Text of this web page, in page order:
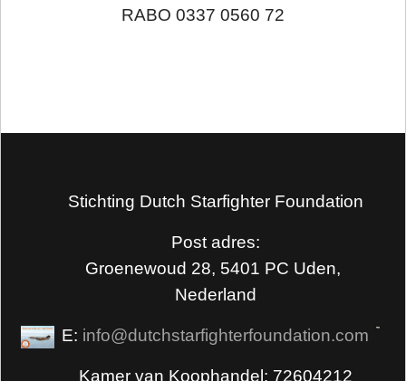
RABO 0337 0560 72
Stichting Dutch Starfighter Foundation
Post adres:
Groenewoud 28, 5401 PC Uden,
Nederland
E: info@dutchstarfighterfoundation.com
Kamer van Koophandel: 72604212